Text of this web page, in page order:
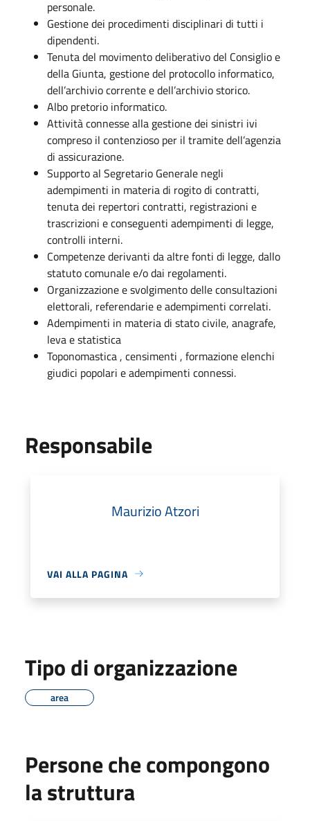
personale.
Gestione dei procedimenti disciplinari di tutti i
dipendenti.
Tenuta del movimento deliberativo del Consiglio e
della Giunta, gestione del protocollo informatico,
dell’archivio corrente e dell’archivio storico.
Albo pretorio informatico.
Attività connesse alla gestione dei sinistri ivi
compreso il contenzioso per il tramite dell’agenzia
di assicurazione.
Supporto al Segretario Generale negli
adempimenti in materia di rogito di contratti,
tenuta dei repertori contratti, registrazioni e
trascrizioni e conseguenti adempimenti di legge,
controlli interni.
Competenze derivanti da altre fonti di legge, dallo
statuto comunale e/o dai regolamenti.
Organizzazione e svolgimento delle consultazioni
elettorali, referendarie e adempimenti correlati.
Adempimenti in materia di stato civile, anagrafe,
leva e statistica
Toponomastica , censimenti , formazione elenchi
giudici popolari e adempimenti connessi.
Responsabile
Maurizio Atzori
VAI ALLA PAGINA
Tipo di organizzazione
area
Persone che compongono
la struttura